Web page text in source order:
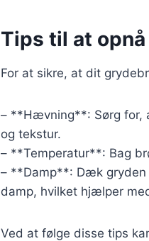
Tips til at
For at sikre, at dit
– **Hævning**: Sørg for,
og tekstur.
– **Temperatur**: Bag
– **Damp**: Dæk gryden
damp, hvilket hjælper
Ved at følge disse tips